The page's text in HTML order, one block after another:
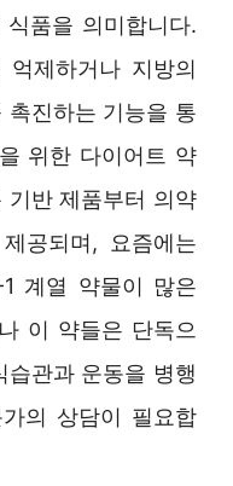
품을 의미합니다.
제하거나 지방의
촉진하는 기능을 통
위한 다이어트 약
반 제품부터 의약
공되며, 요즘에는
계열 약물이 많은
이 약들은 단독으
습관과 운동을 병행
의 상담이 필요합